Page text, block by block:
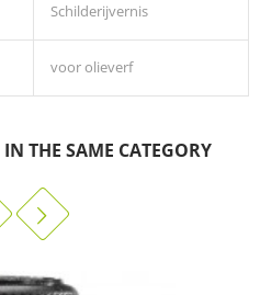
Schilderijvernis
voor olieverf
THE SAME CATEGORY